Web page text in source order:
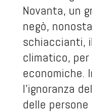
Novanta, un
negò,
schiaccianti,
climatico,
economiche.
l’ignoranza
delle persone